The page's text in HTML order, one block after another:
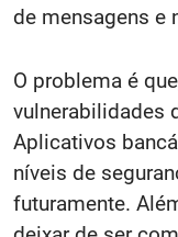
de mensagens e
O problema é
vulnerabilidades
Aplicativos
níveis de
futuramente.